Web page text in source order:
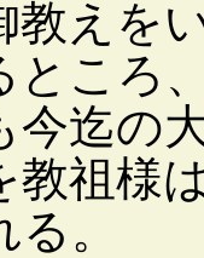
教えを
ところ
今迄の
教祖様
。